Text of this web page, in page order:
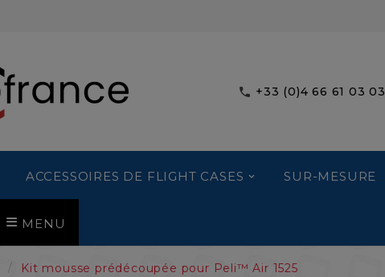
 +33 (0)4 66 61 03 03
ACCESSOIRES DE FLIGHT CASES SUR-MESURE
MENU
Kit mousse prédécoupée pour Peli™ Air 1525